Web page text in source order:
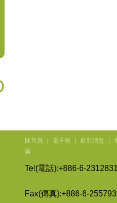
回首頁 電子報 最新消息
購
Tel(電話):+886-6-
Fax(傳真):+886-6-